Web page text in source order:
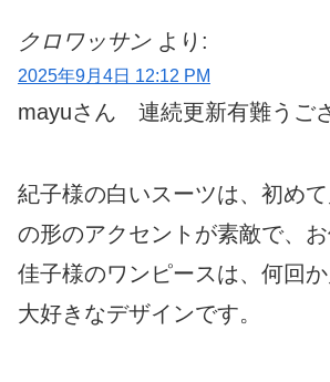
クロワッサン より:
2025年9月4日 12:12 PM
mayuさん 連続更新有難うご
紀子様の白いスーツは、初め
の形のアクセントが素敵で、お
佳子様のワンピースは、何回か
大好きなデザインです。